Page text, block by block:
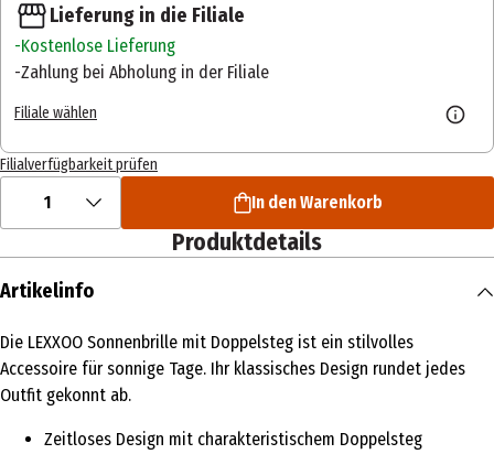
Lieferung in die Filiale
Kostenlose Lieferung
Zahlung bei Abholung in der Filiale
Filiale wählen
Filialverfügbarkeit prüfen
1 In den Warenkorb
Produktdetails
Artikelinfo
Die LEXXOO Sonnenbrille mit Doppelsteg ist ein stilvolles
Accessoire für sonnige Tage. Ihr klassisches Design rundet jedes
Outfit gekonnt ab.
Zeitloses Design mit charakteristischem Doppelsteg